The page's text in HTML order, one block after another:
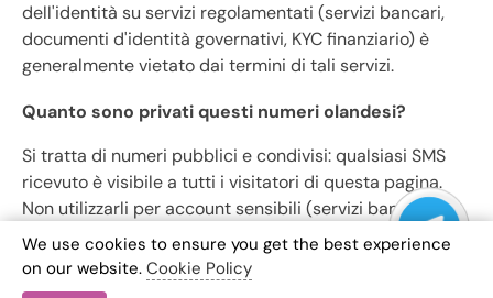
dell'identità su servizi regolamentati (servizi bancari,
documenti d'identità governativi, KYC finanziario) è
generalmente vietato dai termini di tali servizi.
Quanto sono privati ​​questi numeri olandesi?
Si tratta di numeri pubblici e condivisi: qualsiasi SMS
ricevuto è visibile a tutti i visitatori di questa pagina.
Non utilizzarli per account sensibili (servizi bancari,
posta elettronica principale, servizi governativi). Sono
destinati solo alle iscrizioni a basso rischio in cui è
necessario ignorare la verifica telefonica obbligatoria.
We use cookies to ensure you get the best experience
on our website. Cookie Policy